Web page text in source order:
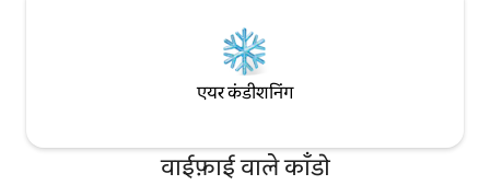
एयर कंडीशनिंग
वाईफ़ाई वाले काँडो